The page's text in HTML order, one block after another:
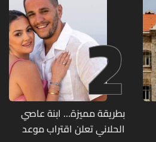
2
بطريقة مميزة… ابنة عاصي
الحلاني تعلن اقتراب موعد